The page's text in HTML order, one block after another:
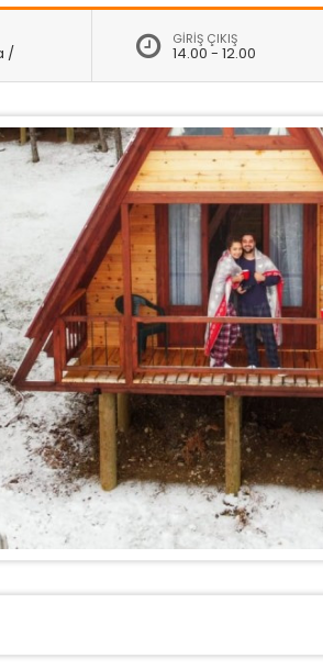
/
GİRİŞ ÇIKIŞ
14.00 - 12.00